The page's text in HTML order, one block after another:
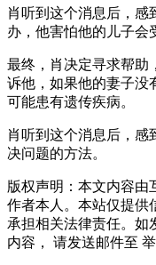
肖听到这个消息后，感
办，他害怕他的儿子会
最终，肖决定寻求帮助
诉他，如果他的妻子没
可能患有遗传疾病。
肖听到这个消息后，感
决问题的方法。
版权声明：本文内容由
作者本人。本站仅提供
承担相关法律责任。如
内容， 请发送邮件至